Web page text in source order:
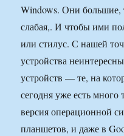
Windows. Они большие,
слабая,. И чтобы ими
или стилус. С нашей
устройства
устройств — те, на
сегодня уже есть много
версия операционной
планшетов, и даже в